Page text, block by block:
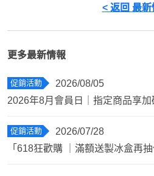
< 返回 最新
更多最新情報
促銷活動
2026/08/05
2026年8月會員日｜指定商品享
促銷活動
2026/07/28
「618狂歡購 ｜滿額送製冰盒再